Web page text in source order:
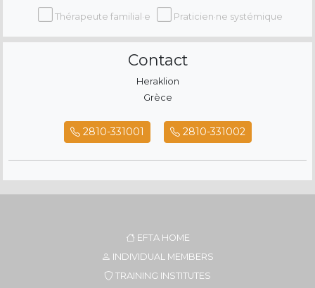
Thérapeute familial·e Praticien·ne systémique
Contact
Heraklion
Grèce
2810-331001 2810-331002
EFTA HOME
INDIVIDUAL MEMBERS
TRAINING INSTITUTES